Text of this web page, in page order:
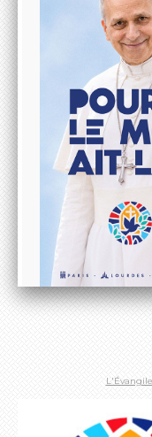
10 & 20 km de Tours
Lutter contre les
Aller à la rencontre